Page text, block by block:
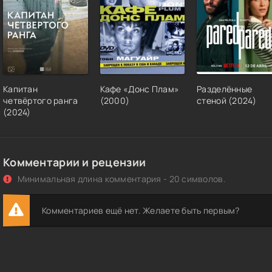
Капитан
четвёртого ранга
(2024)
Кафе «Донс Плам»
(2000)
Разделённые
стеной (2024)
Комментарии и рецензии
Минимальная длина комментария - 20 символов.
Комментариев ещё нет. Желаете быть первым?